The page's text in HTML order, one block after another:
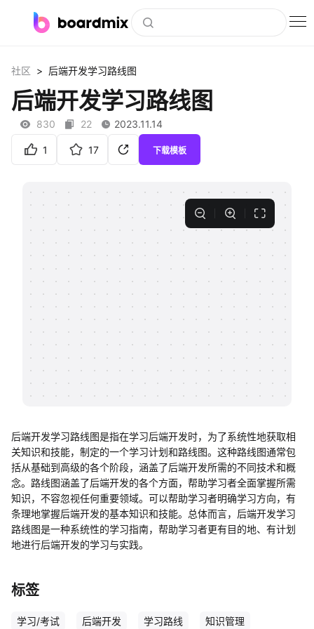
社区资源
下载
会员
客户案例
支持
帮助中心
知识分享社区
社区 > 后端开发学习路线图
后端开发学习路线图
830 22 2023.11.14
1 17 下载模板
后端开发学习路线图是指在学习后端开发时，为了系统性地获取相
关知识和技能，制定的一个学习计划和路线图。这种路线图通常包
括从基础到高级的各个阶段，涵盖了后端开发所需的不同技术和概
念。路线图涵盖了后端开发的各个方面，帮助学习者全面掌握所需
知识，不容忽视任何重要领域。可以帮助学习者明确学习方向，有
条理地掌握后端开发的基本知识和技能。总体而言，后端开发学习
路线图是一种系统性的学习指南，帮助学习者更有目的地、有计划
地进行后端开发的学习与实践。
标签
学习/考试 后端开发 学习路线 知识管理